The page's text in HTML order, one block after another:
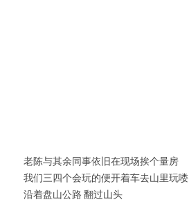
老陈与其余同事依旧在现场挨个量房
我们三四个会玩的便开着车去山里玩喽
沿着盘山公路 翻过山头